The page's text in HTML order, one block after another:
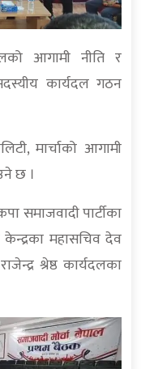
आगामी नीति र
कार्यदल गठन
मार्चाको आगामी
छ ।
समाजवादी पार्टीका
महासचिव देव
श्रेष्ठ कार्यदलका